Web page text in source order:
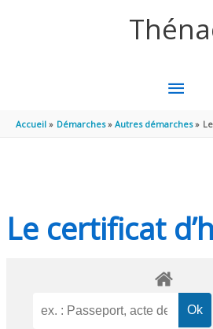
MENU
Accueil Démarches Autres démarches
Le certificat